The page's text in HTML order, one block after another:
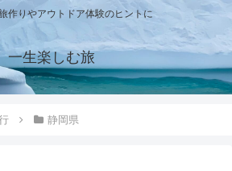
作りやアウトドア体験のヒントに
一生楽しむ旅
静岡県